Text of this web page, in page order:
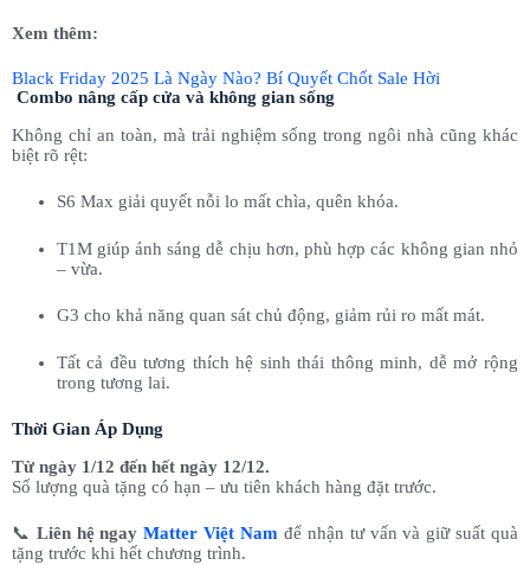
Xem thêm:
Black Friday 2025 Là Ngày Nào? Bí Quyết Chốt Sale Hời
Combo nâng cấp cửa và không gian sống
Không chỉ an toàn, mà trải nghiệm sống trong ngôi nhà cũng khác
biệt rõ rệt:
S6 Max giải quyết nỗi lo mất chìa, quên khóa.
T1M giúp ánh sáng dễ chịu hơn, phù hợp các không gian nhỏ
– vừa.
G3 cho khả năng quan sát chủ động, giảm rủi ro mất mát.
Tất cả đều tương thích hệ sinh thái thông minh, dễ mở rộng
trong tương lai.
Thời Gian Áp Dụng
Từ ngày 1/12 đến hết ngày 12/12.
Số lượng quà tặng có hạn – ưu tiên khách hàng đặt trước.
📞 Liên hệ ngayMatter Việt Nam để nhận tư vấn và giữ suất quà
tặng trước khi hết chương trình.